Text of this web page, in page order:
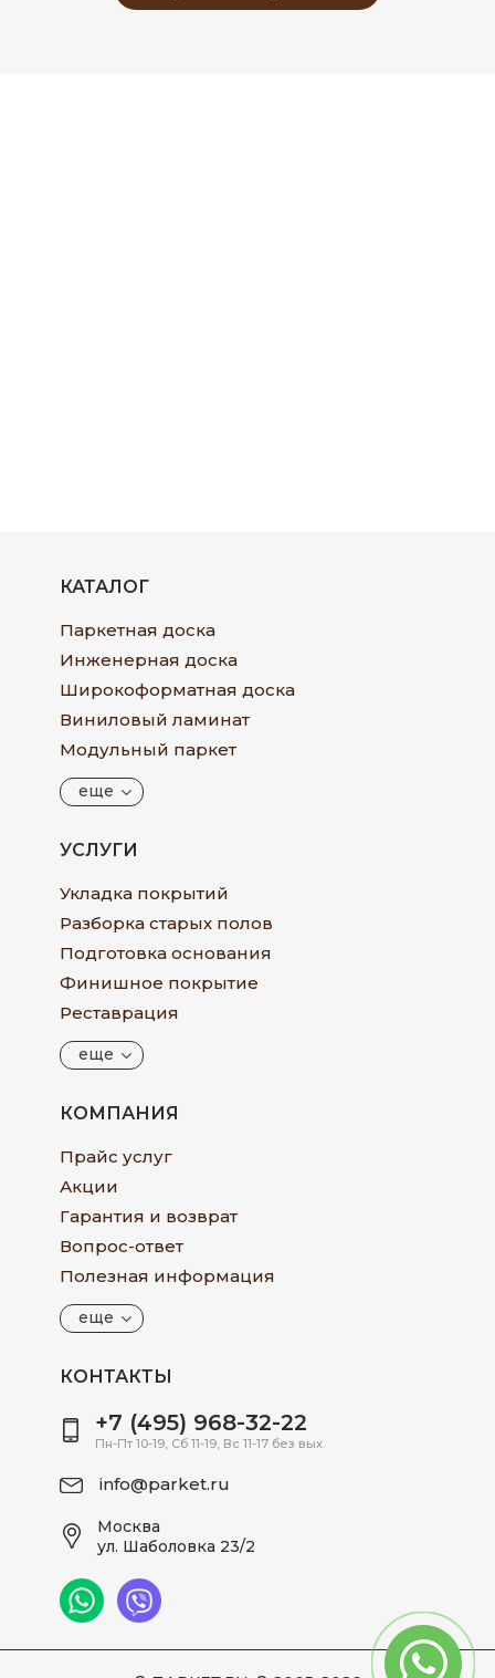
КАТАЛОГ
Паркетная доска
Инженерная доска
Широкоформатная доска
Виниловый ламинат
Модульный паркет
еще
УСЛУГИ
Укладка покрытий
Разборка старых полов
Подготовка основания
Финишное покрытие
Реставрация
еще
КОМПАНИЯ
Прайс услуг
Акции
Гарантия и возврат
Вопрос-ответ
Полезная информация
еще
КОНТАКТЫ
+7 (495) 968-32-22
Пн-Пт 10-19, Сб 11-19, Вс 11-17 без вых.
info@parket.ru
Москва
ул. Шаболовка 23/2